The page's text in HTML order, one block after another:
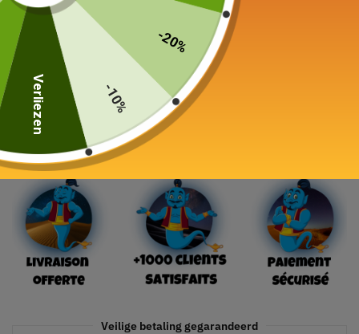
195,00
19 in voorraad
In winkelwagen
Veilige betaling gegarandeerd
-20%
-10%
Verliezen